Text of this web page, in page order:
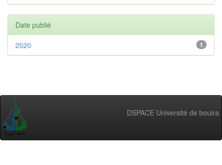
Date publié
1
2020
DSPACE Université de bouira